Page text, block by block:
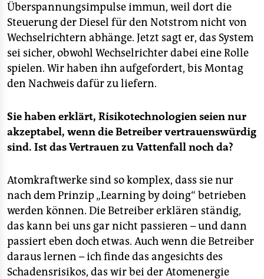
genossenschaft
epaper login
Überspannungsimpulse immun, weil dort die
Steuerung der Diesel für den Notstrom nicht von
Wechselrichtern abhänge. Jetzt sagt er, das System
sei sicher, obwohl Wechselrichter dabei eine Rolle
spielen. Wir haben ihn aufgefordert, bis Montag
den Nachweis dafür zu liefern.
Sie haben erklärt, Risikotechnologien seien nur
akzeptabel, wenn die Betreiber vertrauenswürdig
sind. Ist das Vertrauen zu Vattenfall noch da?
Atomkraftwerke sind so komplex, dass sie nur
nach dem Prinzip „Learning by doing“ betrieben
werden können. Die Betreiber erklären ständig,
das kann bei uns gar nicht passieren – und dann
passiert eben doch etwas. Auch wenn die Betreiber
daraus lernen – ich finde das angesichts des
Schadensrisikos, das wir bei der Atomenergie